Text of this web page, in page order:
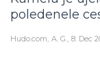
poledenele
Hudo.com A. G. 8. Dec